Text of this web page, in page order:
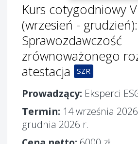
Kurs cotygodniowy
(wrzesień - grudzień):
Sprawozdawczość
zrównoważonego
atestacja
SZR
Prowadzący: Eksperci
Termin: 14 września
grudnia 2026 r.